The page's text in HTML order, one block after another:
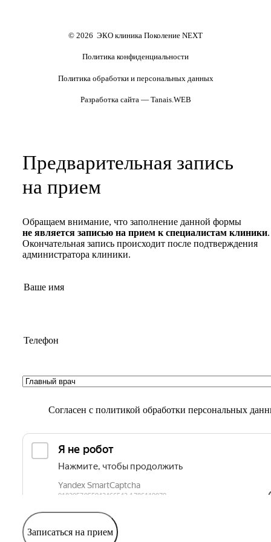
© 2026 ЭКО клиника Поколение NEXT
Политика конфиденциальности
Политика обработки и персональных данных
Разработка сайта — Tanais.WEB
Предварительная запись
на прием
Обращаем внимание, что заполнение данной формы
не является записью на прием к специалистам клиники.
Окончательная запись происходит после подтверждения
администратора клиники.
Согласен с политикой обработки персональных
Записаться на прием